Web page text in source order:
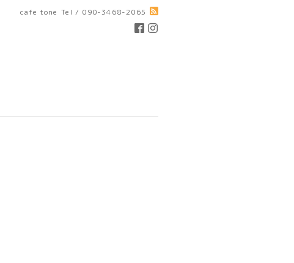
cafe tone Tel / 090-3468-2065